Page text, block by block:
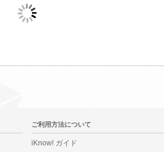
ご利用方法について
iKnow! ガイド